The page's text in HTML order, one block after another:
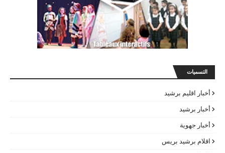
التسميات
أخبار اقليم برشيد
أخبار برشيد
أخبار جهوية
اقلام برشيد بريس